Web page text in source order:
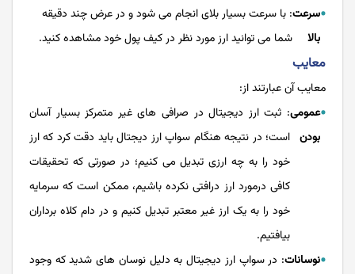
سرعت
بالا
: با سرعت بسیار بلای انجام می شود و در عرض چند دقیقه
شما می توانید ارز مورد نظر در کیف پول خود مشاهده کنید.
معایب
معایب آن عبارتند از:
عمومی
بودن
: ثبت ارز دیجیتال در صرافی های غیر متمرکز بسیار آسان
است؛ در نتیجه هنگام سواپ ارز دیجتال باید دقت کرد که ارز
خود را به چه ارزی تبدیل می کنیم؛ در صورتی که تحقیقات
کافی درمورد ارز درافتی نکرده باشیم، ممکن است که سرمایه
خود را به یک ارز غیر معتبر تبدیل کنیم و در دام کلاه برداران
بیافتیم.
نوسانات: در سواپ ارز دیجیتال به دلیل نوسان های شدید که وجود